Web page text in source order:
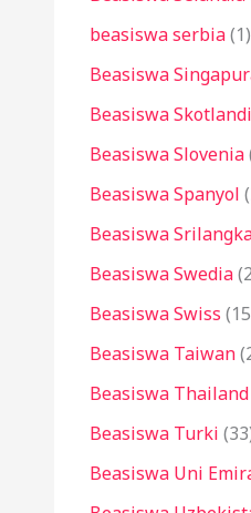
beasiswa serbia(1)
Beasiswa
Beasiswa
Beasiswa Slovenia
Beasiswa Spanyol
Beasiswa
Beasiswa Swedia
Beasiswa Swiss
Beasiswa Taiwan
Beasiswa Thailand
Beasiswa Turki
Beasiswa Uni